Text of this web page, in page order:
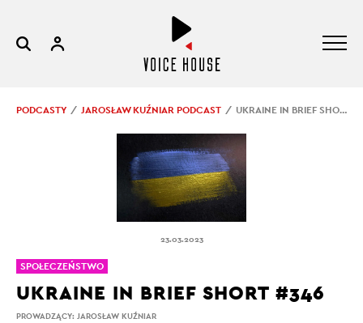
PODCASTY JAROSŁAW KUŹNIAR PODCAST UKRAINE IN BRIEF SHORT #346
23.03.2023
PROWADZĄCY: JAROSŁAW KUŹNIAR
UKRAINE IN BRIEF SHORT #346
SPOŁECZEŃSTWO